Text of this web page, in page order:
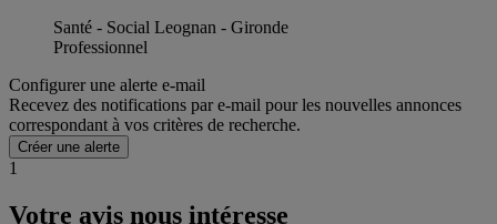
Santé - Social Leognan - Gironde
Professionnel
Configurer une alerte e-mail
Recevez des notifications par e-mail pour les nouvelles annonces
correspondant à vos critères de recherche.
Créer une alerte
1
Votre avis nous intéresse